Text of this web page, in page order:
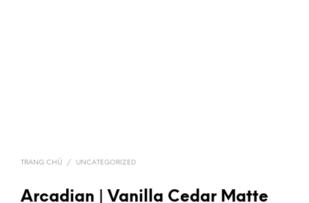
TRANG CHỦ / UNCATEGORIZED
Arcadian | Vanilla Cedar Matte